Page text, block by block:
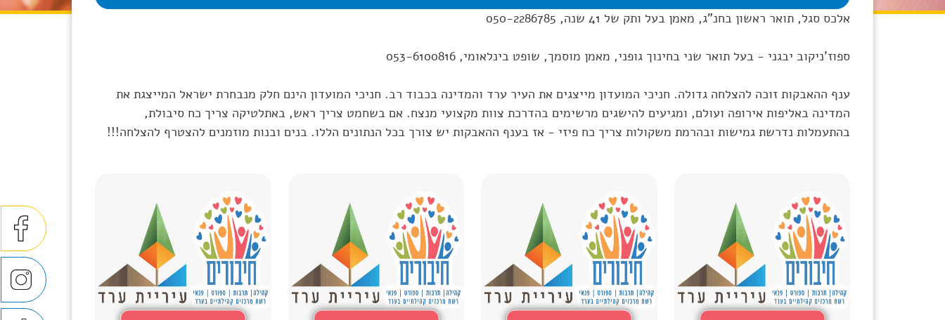
אלכס סגל, תואר ראשון בחנ"ג, מאמן בעל ותק של 41 שנה, 050-2286785
ספוז'ניקוב יבגני - בעל תואר שני בחינוך גופני, מאמן מוסמך, שופט בינלאומי, 053-6100816
ענף ההאבקות זוכה להצלחה גדולה. חניכי המועדון מייצגים את העיר ערד והמדינה בכבוד רב. חניכי המועדון הינם חלק מנבחרת ישראל המייצגת את
המדינה באליפות אירופה ועולם, ומגיעים להישגים מרשימים בהדרכת צוות מקצועי מנצח. אם בשחמט צריך ראש, באתלטיקה צריך כח סיבולת,
בהתעמלות נדרשת גמישות ובהרמת משקולות צריך כח פיזי - אז בענף ההאבקות יש צורך בכל הנתונים הללו. בנים ובנות מוזמנים להצטרף להצלחה!!!